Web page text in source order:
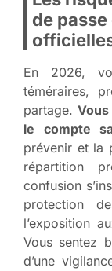
de
En 2026,
téméraires,
partage.
le compte
prévenir et la
répartition
confusion
protection
l’exposition
Vous sentez
d’une